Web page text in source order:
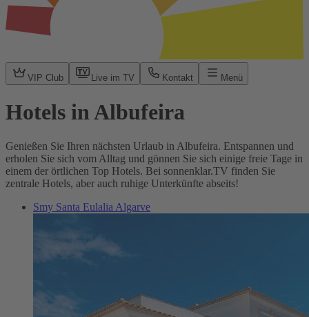
VIP Club Live im TV Kontakt Menü
Hotels in Albufeira
Genießen Sie Ihren nächsten Urlaub in Albufeira. Entspannen und
erholen Sie sich vom Alltag und gönnen Sie sich einige freie Tage in
einem der örtlichen Top Hotels. Bei sonnenklar.TV finden Sie
zentrale Hotels, aber auch ruhige Unterkünfte abseits!
Smy Santa Eulalia Algarve